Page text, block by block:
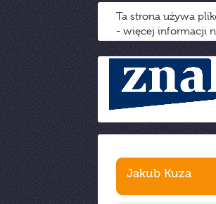
Ta strona używa
- więcej informacji
Jakub Kuza